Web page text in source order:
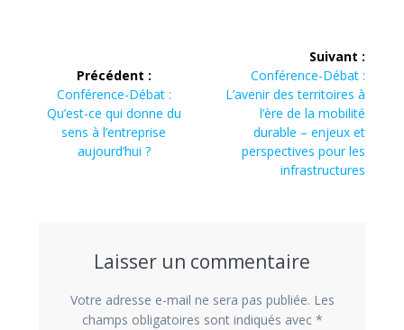
l’article
Précédent :
Article
précédent
Conférence-Débat :
Qu’est-ce qui donne du
sens à l’entreprise
aujourd’hui ?
Suivant :
Article
suivant
Conférence-Débat :
L’avenir des territoires à
l’ère de la mobilité
durable – enjeux et
perspectives pour les
infrastructures
Laisser un commentaire
Votre adresse e-mail ne sera pas publiée. Les
champs obligatoires sont indiqués avec *